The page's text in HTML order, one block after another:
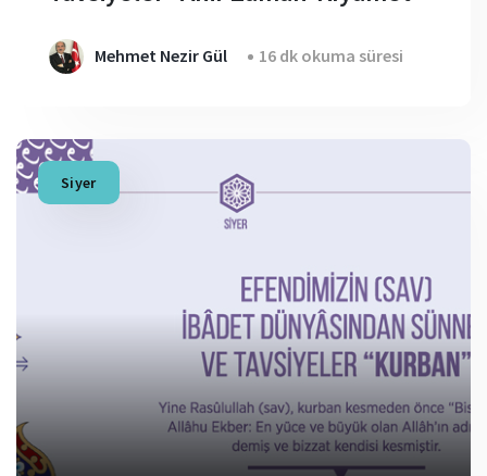
Mehmet Nezir Gül 16 dk okuma süresi
Siyer